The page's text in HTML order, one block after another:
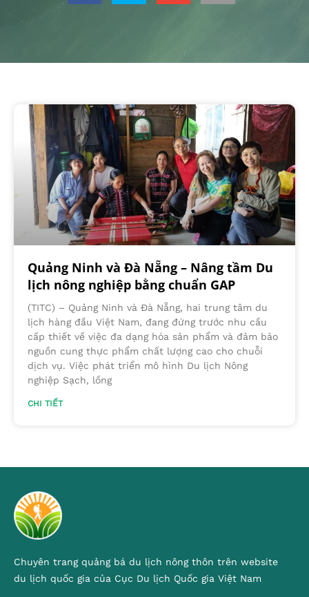
Quảng Ninh và Đà Nẵng – Nâng tầm Du
lịch nông nghiệp bằng chuẩn GAP
(TITC) – Quảng Ninh và Đà Nẵng, hai trung tâm du
lịch hàng đầu Việt Nam, đang đứng trước nhu cầu
cấp thiết về việc đa dạng hóa sản phẩm và đảm bảo
nguồn cung thực phẩm chất lượng cao cho chuỗi
dịch vụ. Việc phát triển mô hình Du lịch Nông
nghiệp Sạch, lồng
CHI TIẾT
Chuyên trang quảng bá du lịch nông thôn trên website
du lịch quốc gia của Cục Du lịch Quốc gia Việt Nam